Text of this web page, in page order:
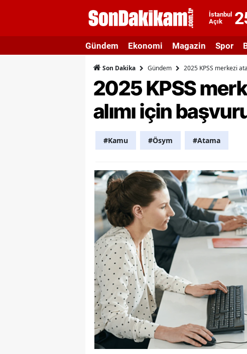
İstanbul
Açık
Ağrı
Amasya
Ankara
Artvin
Aydın
Balıkesir
Bilecik
Bolu
Burdur
Bursa
Gündem Ekonomi Magazin Spor
Son Dakika Gündem 2025 KPSS merkezi
2025 KPSS
alımı için
#Kamu #Ösym #Atama